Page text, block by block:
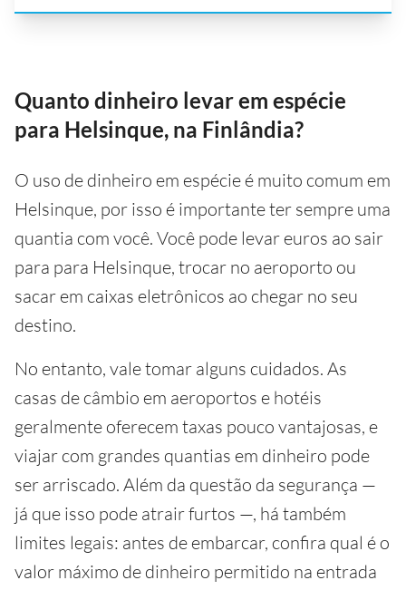
Quanto dinheiro levar em espécie
para Helsinque, na Finlândia?
O uso de dinheiro em espécie é muito comum em
Helsinque, por isso é importante ter sempre uma
quantia com você. Você pode levar euros ao sair
para para Helsinque, trocar no aeroporto ou
sacar em caixas eletrônicos ao chegar no seu
destino.
No entanto, vale tomar alguns cuidados. As
casas de câmbio em aeroportos e hotéis
geralmente oferecem taxas pouco vantajosas, e
viajar com grandes quantias em dinheiro pode
ser arriscado. Além da questão da segurança —
já que isso pode atrair furtos —, há também
limites legais: antes de embarcar, confira qual é o
valor máximo de dinheiro permitido na entrada